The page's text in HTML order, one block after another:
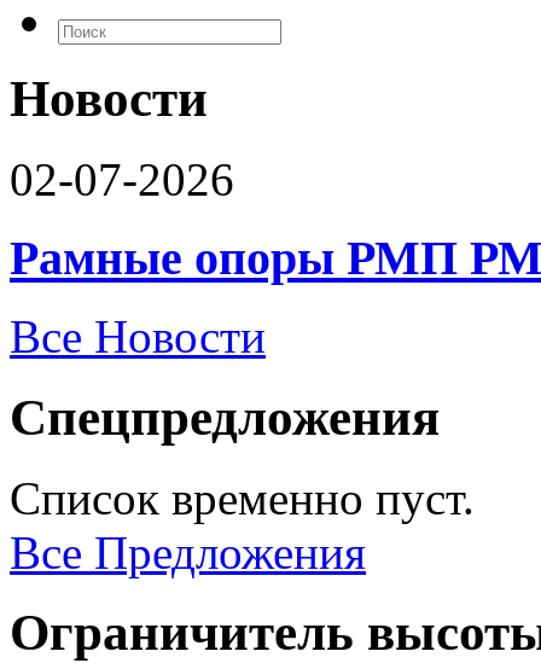
Новости
02-07-2026
Рамные опоры РМП
Все Новости
Спецпредложения
Список временно пуст.
Все Предложения
Ограничитель